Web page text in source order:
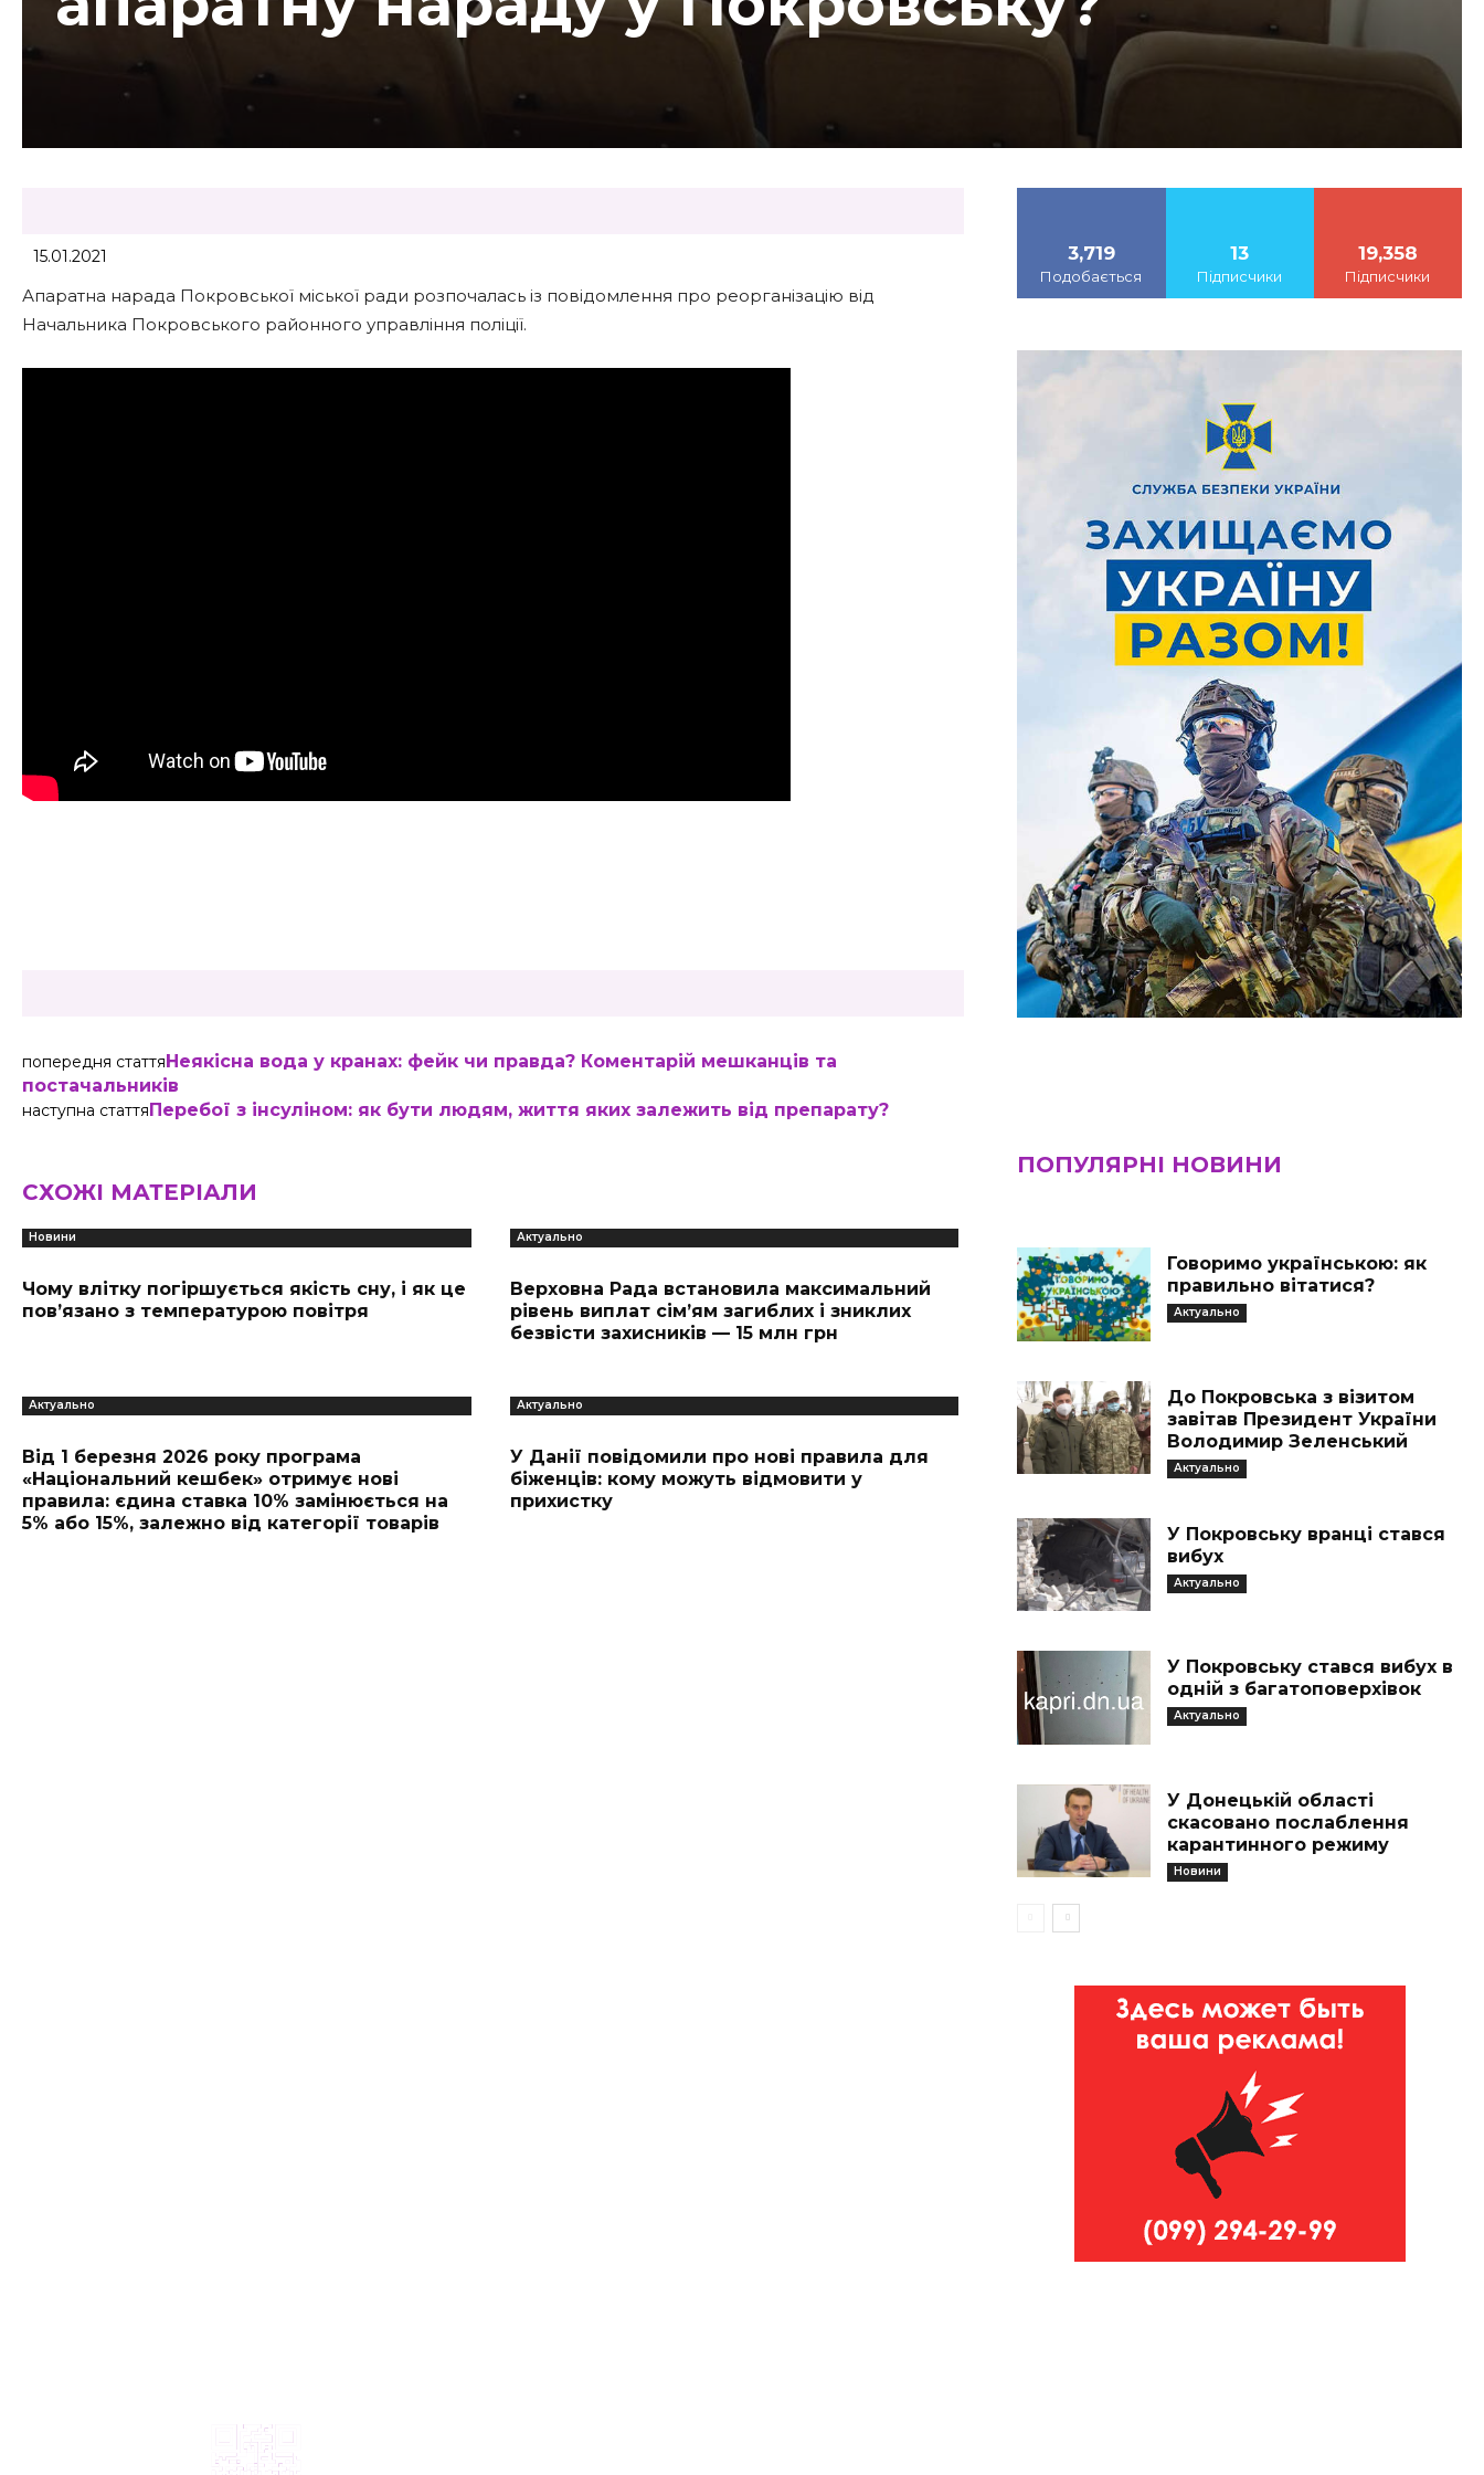
15.01.2021
Апаратна нарада Покровської міської ради розпочалась із повідомлення про реорганізацію від
Начальника Покровського районного управління поліції.
попередня статтяНеякісна вода у кранах: фейк чи правда? Коментарій мешканців та
постачальників
наступна статтяПеребої з інсуліном: як бути людям, життя яких залежить від препарату?
СХОЖІ МАТЕРІАЛИ
Новини
Чому влітку погіршується якість сну, і як це
пов’язано з температурою повітря
Актуально
Верховна Рада встановила максимальний
рівень виплат сім’ям загиблих і зниклих
безвісти захисників — 15 млн грн
Актуально
Від 1 березня 2026 року програма
«Національний кешбек» отримує нові
правила: єдина ставка 10% замінюється на
5% або 15%, залежно від категорії товарів
Актуально
У Данії повідомили про нові правила для
біженців: кому можуть відмовити у
прихистку
3,719
Подобається
13
Підписчики
19,358
Підписчики
ПОПУЛЯРНІ НОВИНИ
Говоримо українською: як
правильно вітатися?
Актуально
До Покровська з візитом
завітав Президент України
Володимир Зеленський
Актуально
У Покровську вранці стався
вибух
Актуально
У Покровську стався вибух в
одній з багатоповерхівок
Актуально
У Донецькій області
скасовано послаблення
карантинного режиму
Новини